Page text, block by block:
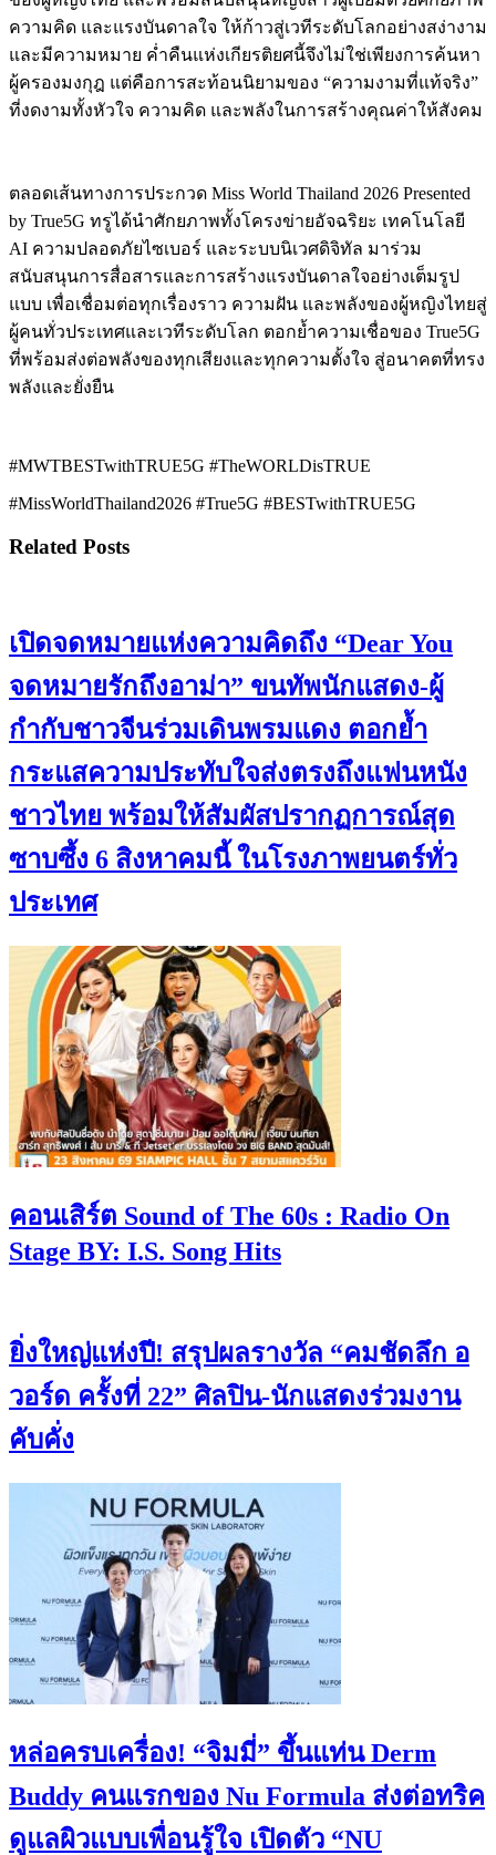
ความคิด และแรงบันดาลใจ ให้ก้าวสู่เวทีระดับโลกอย่างสง่างาม
และมีความหมาย ค่ำคืนแห่งเกียรติยศนี้จึงไม่ใช่เพียงการค้นหา
ผู้ครองมงกุฎ แต่คือการสะท้อนนิยามของ “ความงามที่แท้จริง”
ที่งดงามทั้งหัวใจ ความคิด และพลังในการสร้างคุณค่าให้สังคม
ตลอดเส้นทางการประกวด Miss World Thailand 2026 Presented
by True5G ทรูได้นำศักยภาพทั้งโครงข่ายอัจฉริยะ เทคโนโลยี
AI ความปลอดภัยไซเบอร์ และระบบนิเวศดิจิทัล มาร่วม
สนับสนุนการสื่อสารและการสร้างแรงบันดาลใจอย่างเต็มรูป
แบบ เพื่อเชื่อมต่อทุกเรื่องราว ความฝัน และพลังของผู้หญิงไทยสู่
ผู้คนทั่วประเทศและเวทีระดับโลก ตอกย้ำความเชื่อของ True5G
ที่พร้อมส่งต่อพลังของทุกเสียงและทุกความตั้งใจ สู่อนาคตที่ทรง
พลังและยั่งยืน
#MWTBESTwithTRUE5G #TheWORLDisTRUE
#MissWorldThailand2026 #True5G #BESTwithTRUE5G
Related Posts
เปิดจดหมายแห่งความคิดถึง “Dear You
จดหมายรักถึงอาม่า” ขนทัพนักแสดง-ผู้
กำกับชาวจีนร่วมเดินพรมแดง ตอกย้ำ
กระแสความประทับใจส่งตรงถึงแฟนหนัง
ชาวไทย พร้อมให้สัมผัสปรากฏการณ์สุด
ซาบซึ้ง 6 สิงหาคมนี้ ในโรงภาพยนตร์ทั่ว
ประเทศ
คอนเสิร์ต Sound of The 60s : Radio On
Stage BY: I.S. Song Hits
ยิ่งใหญ่แห่งปี! สรุปผลรางวัล “คมชัดลึก อ
วอร์ด ครั้งที่ 22” ศิลปิน-นักแสดงร่วมงาน
คับคั่ง
หล่อครบเครื่อง! “จิมมี่” ขึ้นแท่น Derm
Buddy คนแรกของ Nu Formula ส่งต่อทริค
ดูแลผิวแบบเพื่อนรู้ใจ เปิดตัว “NU